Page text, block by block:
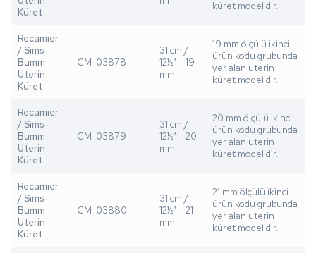
Küret
küret modelidir.
Recamier
/ Sims-
Bumm
Uterin
Küret
CM-03878
31 cm /
12½” – 19
mm
19 mm ölçülü ikinci
ürün kodu grubunda
yer alan uterin
küret modelidir.
Recamier
/ Sims-
Bumm
Uterin
Küret
CM-03879
31 cm /
12½” – 20
mm
20 mm ölçülü ikinci
ürün kodu grubunda
yer alan uterin
küret modelidir.
Recamier
/ Sims-
Bumm
Uterin
Küret
CM-03880
31 cm /
12½” – 21
mm
21 mm ölçülü ikinci
ürün kodu grubunda
yer alan uterin
küret modelidir.